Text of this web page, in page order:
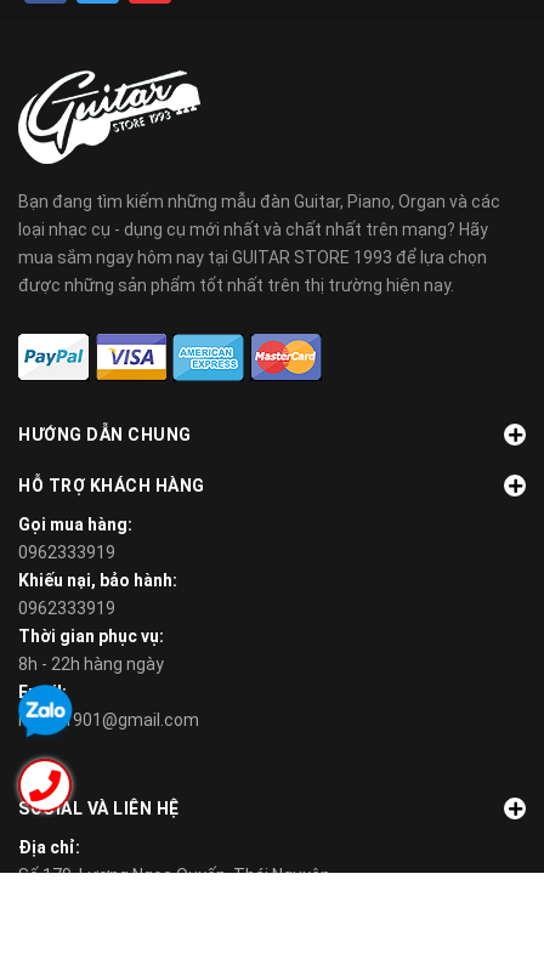
Bạn đang tìm kiếm những mẫu đàn Guitar, Piano, Organ và các
loại nhạc cụ - dụng cụ mới nhất và chất nhất trên mạng? Hãy
mua sắm ngay hôm nay tại GUITAR STORE 1993 để lựa chọn
được những sản phẩm tốt nhất trên thị trường hiện nay.
HƯỚNG DẪN CHUNG
HỖ TRỢ KHÁCH HÀNG
Gọi mua hàng:
0962333919
Khiếu nại, bảo hành:
0962333919
Thời gian phục vụ:
8h - 22h hàng ngày
Email:
n.v.toi1901@gmail.com
SOCIAL VÀ LIÊN HỆ
Địa chỉ:
Số 179, Lương Ngọc Quyến, Thái Nguyên